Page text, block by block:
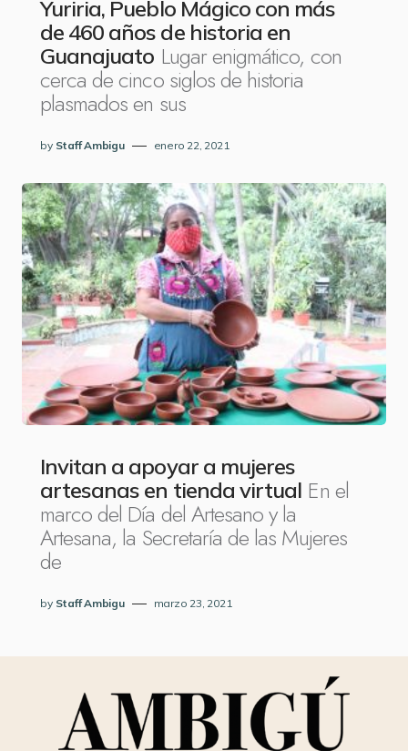
Yuriria, Pueblo Mágico con más
de 460 años de historia en
Guanajuato Lugar enigmático, con
cerca de cinco siglos de historia
plasmados en sus
by Staff Ambigu enero 22, 2021
Invitan a apoyar a mujeres
artesanas en tienda virtual En el
marco del Día del Artesano y la
Artesana, la Secretaría de las Mujeres
de
by Staff Ambigu marzo 23, 2021